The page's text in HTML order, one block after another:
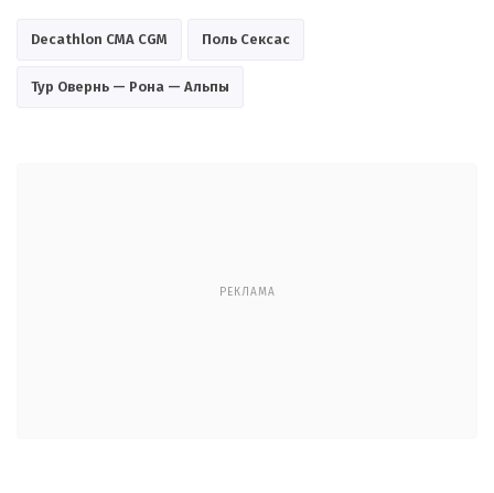
Decathlon CMA CGM Поль Сексас
Тур Овернь — Рона — Альпы
РЕКЛАМА